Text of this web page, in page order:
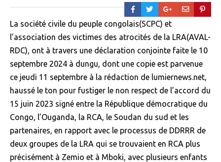
La société civile du peuple congolais(SCPC) et
l’association des victimes des atrocités de la LRA(AVAL-
RDC), ont à travers une déclaration conjointe faite le 10
septembre 2024 à dungu, dont une copie est parvenue
ce jeudi 11 septembre à la rédaction de lumiernews.net,
haussé le ton pour fustiger le non respect de l’accord du
15 juin 2023 signé entre la République démocratique du
Congo, l’Ouganda, la RCA, le Soudan du sud et les
partenaires, en rapport avec le processus de DDRRR de
deux groupes de la LRA qui se trouvaient en RCA plus
précisément à Zemio et à Mboki, avec plusieurs enfants